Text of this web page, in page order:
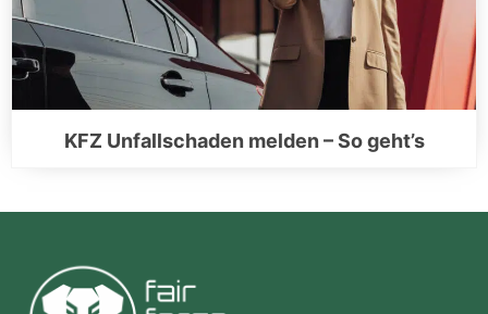
KFZ Unfallschaden melden – So geht’s